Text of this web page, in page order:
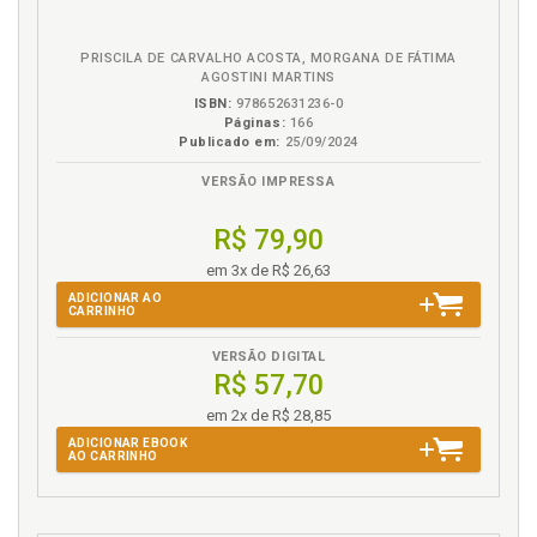
Método. Caracterização da pesquisa, p. 65
Método. O contexto do estudo, p. 66
Método. Os participantes do estudo, p. 68
Método. Procedimentos de análise dos dados, p. 73
em Dabrowski, p. 45
N
Núcleos de significação após a intervenção estético-
artística. Construção, p. 94
Núcleos de significação após a intervenção estético-
artística. Desvelando, p. 96
Núcleos de significação pré-intervenção estético-
artística. Desvelando, p. 78
PRISCILA DE CARVALHO ACOSTA, MORGANA DE FÁTIMA
AGOSTINI MARTINS
ISBN: 978652631236-0
Páginas: 166
Publicado em: 25/09/2024
VERSÃO IMPRESSA
R$ 79,90
em 3x de R$ 26,63
ADICIONAR AO
CARRINHO
VERSÃO DIGITAL
R$ 57,70
em 2x de R$ 28,85
ADICIONAR EBOOK
AO CARRINHO